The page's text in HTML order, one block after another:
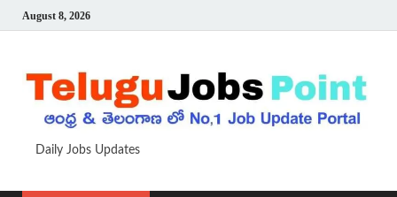
August 8, 2026
Daily Jobs Updates